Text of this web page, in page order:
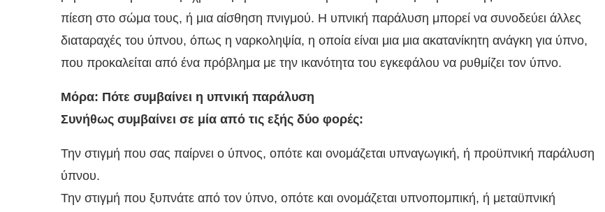
πίεση στο σώμα τους, ή μια αίσθηση πνιγμού. Η υπνική παράλυση μπορεί να συνοδεύει άλλες
διαταραχές του ύπνου, όπως η ναρκοληψία, η οποία είναι μια μια ακατανίκητη ανάγκη για ύπνο,
που προκαλείται από ένα πρόβλημα με την ικανότητα του εγκεφάλου να ρυθμίζει τον ύπνο.
Μόρα: Πότε συμβαίνει η υπνική παράλυση
Συνήθως συμβαίνει σε μία από τις εξής δύο φορές:
Την στιγμή που σας παίρνει ο ύπνος, οπότε και ονομάζεται υπναγωγική, ή προϋπνική παράλυση
ύπνου.
Την στιγμή που ξυπνάτε από τον ύπνο, οπότε και ονομάζεται υπνοπομπική, ή μεταϋπνική